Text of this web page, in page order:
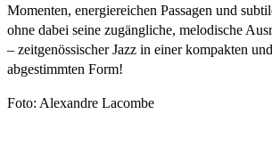
Momenten, energiereichen Passagen und
ohne dabei seine zugängliche, melodische
– zeitgenössischer Jazz in einer kompakten
abgestimmten Form!
Foto: Alexandre Lacombe